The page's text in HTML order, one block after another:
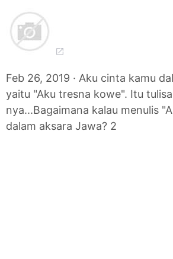
Feb 26, 2019 · Aku cinta kamu
yaitu "Aku tresna kowe". Itu
nya...Bagaimana kalau menulis
dalam aksara Jawa? 2